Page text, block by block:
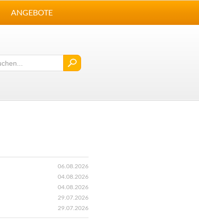
ANGEBOTE
06.08.2026
04.08.2026
04.08.2026
29.07.2026
29.07.2026